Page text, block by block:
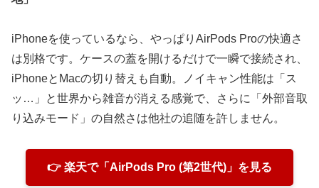
iPhoneを使っているなら、やっぱりAirPods Proの快適さ
は別格です。ケースの蓋を開けるだけで一瞬で接続され、
iPhoneとMacの切り替えも自動。ノイキャン性能は「ス
ッ…」と世界から雑音が消える感覚で、さらに「外部音取
り込みモード」の自然さは他社の追随を許しません。
👉 楽天で「AirPods Pro (第2世代)」を見る